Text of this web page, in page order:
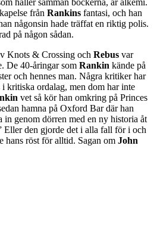
håller samman böckerna, är alkemi.
från Rankins fantasi, och han
någonsin hade träffat en riktig polis.
på någon sådan.
Knots & Crossing och Rebus var
De 40-åringar som Rankin kände på
och hennes man. Några kritiker har
i kritiska ordalag, men dom har inte
vet så kör han omkring på Princes
hamna på Oxford Bar där han
in genom dörren med en ny historia åt
Eller den gjorde det i alla fall för i och
hans röst för alltid. Sagan om John